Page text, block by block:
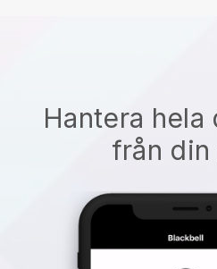
Hantera
från din